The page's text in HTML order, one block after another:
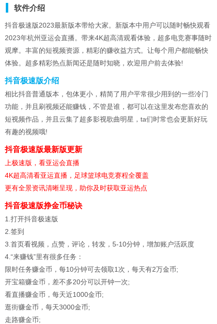
软件介绍
抖音极速版2023最新版本带给大家。新版本中用户可以随时畅快观看
2023年杭州亚运会直播。带来4K超高清观看体验，超多电竞赛事随时
观摩。丰富的短视频资源，精彩的赚收益方式。让每个用户都能畅快
体验。超多精彩热点新闻还是随时知晓，欢迎用户前去体验!
抖音极速版介绍
相比抖音普通版本，包体更小，精简了用户平常很少用到的一些冷门
功能，并且刷视频还能赚钱，不管是谁，都可以在这里发布您喜欢的
短视频作品，并且云集了超多影视歌曲明星，ta们时常也会更新好玩
有趣的视频哦!
抖音极速版最新版更新
上极速版，看亚运会直播
4K超高清看亚运直播，足球篮球电竞赛程全覆盖
更有全景资讯清晰呈现，助你及时获取亚运热点
抖音极速版挣金币秘诀
1.打开抖音极速版
2.签到
3.首页看视频，点赞，评论，转发，5-10分钟，增加账户活跃度
4.“来赚钱”里有很多任务：
限时任务赚金币，每10分钟可去领取1次，每天有2万金币;
开宝箱赚金币，差不多20分可以开钟一次;
看直播赚金币，每天近1000金币;
逛街赚金币，每天3000金币;
走路赚金币;